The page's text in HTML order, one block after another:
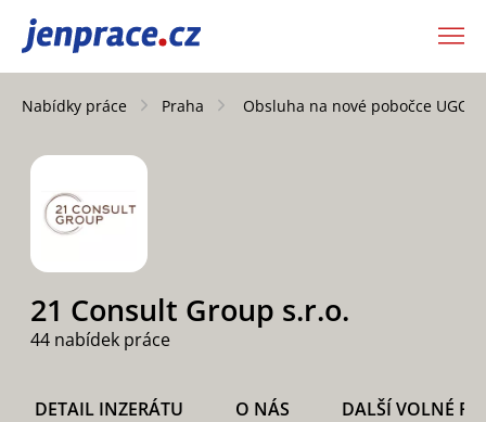
JenPráce.cz
Nabídky práce Praha Obsluha na nové pobočce UGO
21 Consult Group s.r.o.
44 nabídek práce
DETAIL INZERÁTU O NÁS DALŠÍ VOLNÉ